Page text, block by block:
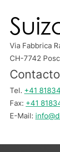
Via Fabbrica
CH-7742
Tel. +41
Fax: +41
E-Mail: